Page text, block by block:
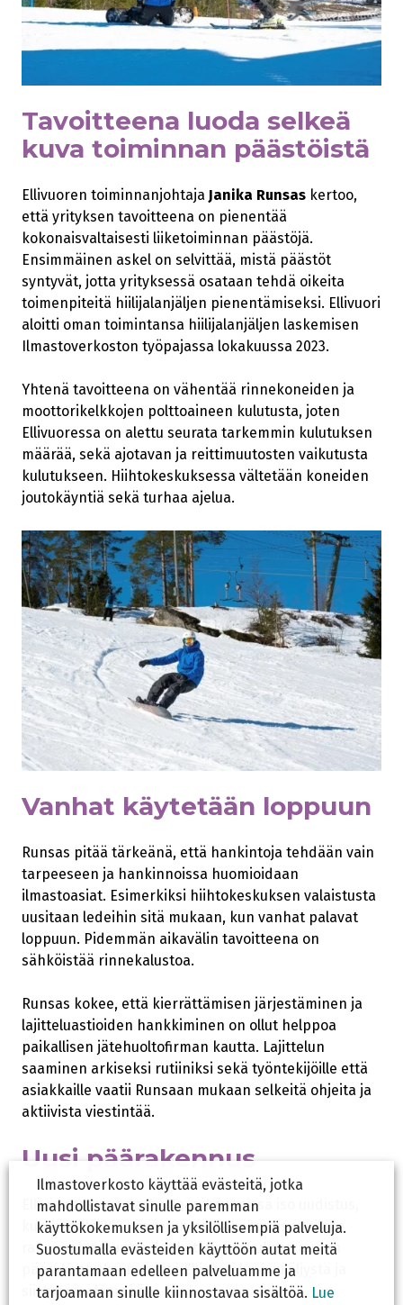
Tavoitteena luoda selkeä
kuva toiminnan päästöistä
Ellivuoren toiminnanjohtaja Janika Runsas kertoo,
että yrityksen tavoitteena on pienentää
kokonaisvaltaisesti liiketoiminnan päästöjä.
Ensimmäinen askel on selvittää, mistä päästöt
syntyvät, jotta yrityksessä osataan tehdä oikeita
toimenpiteitä hiilijalanjäljen pienentämiseksi. Ellivuori
aloitti oman toimintansa hiilijalanjäljen laskemisen
Ilmastoverkoston työpajassa lokakuussa 2023.
Yhtenä tavoitteena on vähentää rinnekoneiden ja
moottorikelkkojen polttoaineen kulutusta, joten
Ellivuoressa on alettu seurata tarkemmin kulutuksen
määrää, sekä ajotavan ja reittimuutosten vaikutusta
kulutukseen. Hiihtokeskuksessa vältetään koneiden
joutokäyntiä sekä turhaa ajelua.
Vanhat käytetään loppuun
Runsas pitää tärkeänä, että hankintoja tehdään vain
tarpeeseen ja hankinnoissa huomioidaan
ilmastoasiat. Esimerkiksi hiihtokeskuksen valaistusta
uusitaan ledeihin sitä mukaan, kun vanhat palavat
loppuun. Pidemmän aikavälin tavoitteena on
sähköistää rinnekalustoa.
Runsas kokee, että kierrättämisen järjestäminen ja
lajitteluastioiden hankkiminen on ollut helppoa
paikallisen jätehuoltofirman kautta. Lajittelun
saaminen arkiseksi rutiiniksi sekä työntekijöille että
asiakkaille vaatii Runsaan mukaan selkeitä ohjeita ja
aktiivista viestintää.
Uusi päärakennus
Ellivuoressa on parhaillaan käynnissä iso uudistus,
kun kesällä 2023 puretun päärakennuksen tilalle
rakennetaan uutta. Laskettelukeskuksen uuden
päärakennuksen myötä Ellivuori luopuu öljystä ja
siirtyy maalämpöön.
Ilmastoverkosto käyttää evästeitä, jotka
mahdollistavat sinulle paremman
käyttökokemuksen ja yksilöllisempiä palveluja.
Suostumalla evästeiden käyttöön autat meitä
parantamaan edelleen palveluamme ja
tarjoamaan sinulle kiinnostavaa sisältöä. Lue